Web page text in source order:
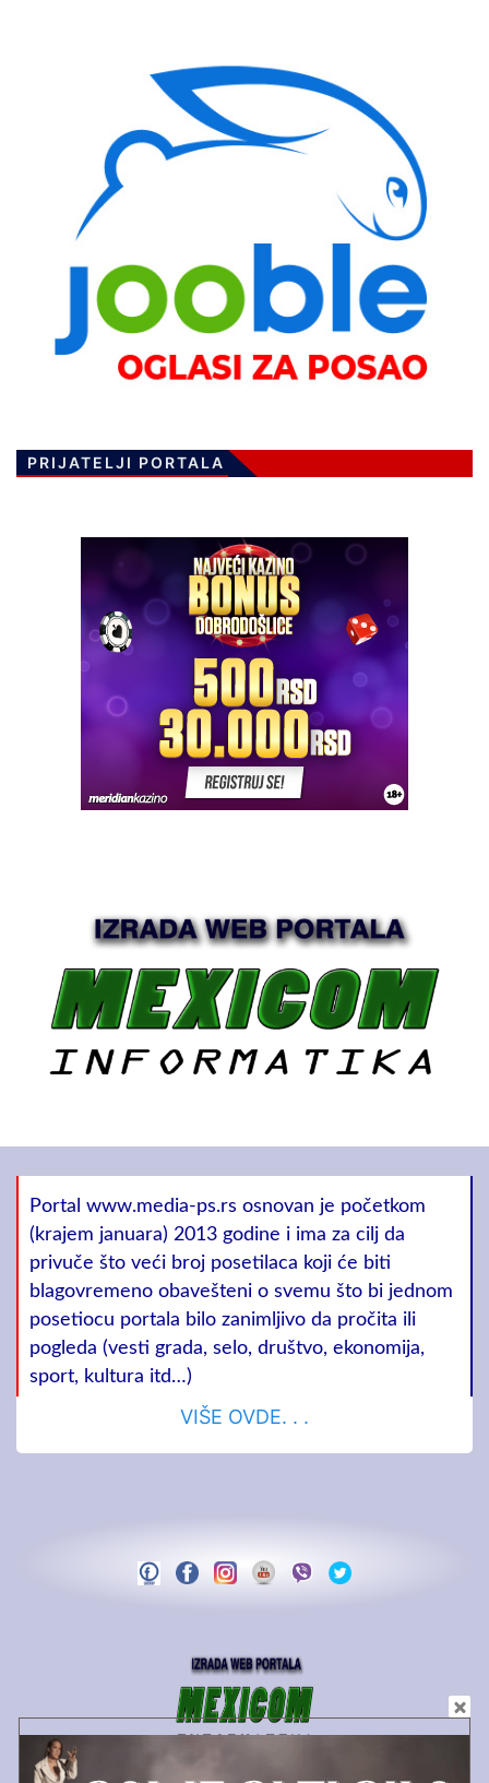
PRIJATELJI PORTALA
Portal www.media-ps.rs osnovan je početkom
(krajem januara) 2013 godine i ima za cilj da
privuče što veći broj posetilaca koji će biti
blagovremeno obavešteni o svemu što bi jednom
posetiocu portala bilo zanimljivo da pročita ili
pogleda (vesti grada, selo, društvo, ekonomija,
sport, kultura itd…)
VIŠE OVDE. . .